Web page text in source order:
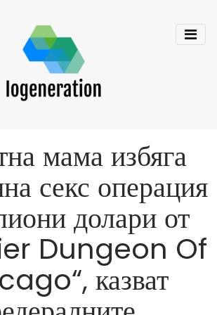
мама избяга
секс операция
долари от
Dungeon Of
казват